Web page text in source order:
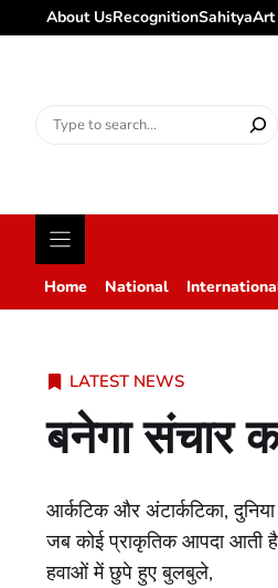
About UsRecognitionSahityaArt
Search
Home National
LATEST NEWS
बनेगा संचार
आर्कटिक और अंटार्कटिका,
जब कोई प्राकृतिक आपदा आती है
हवाओं में छुपे हुए बुलबुले,